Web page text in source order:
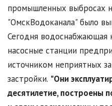
промышленных выбросах
"ОмскВодоканала" было
Сегодня водоснабжающая
насосные станции
источником неприятных
застройки. "Они
десятилетие, построены